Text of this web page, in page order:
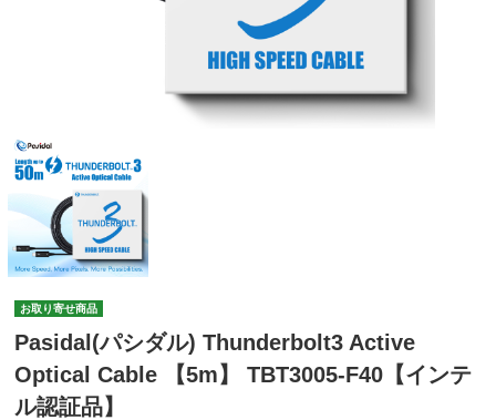
お取り寄せ商品
Pasidal(パシダル) Thunderbolt3 Active
Optical Cable 【5m】 TBT3005-F40【インテ
ル認証品】